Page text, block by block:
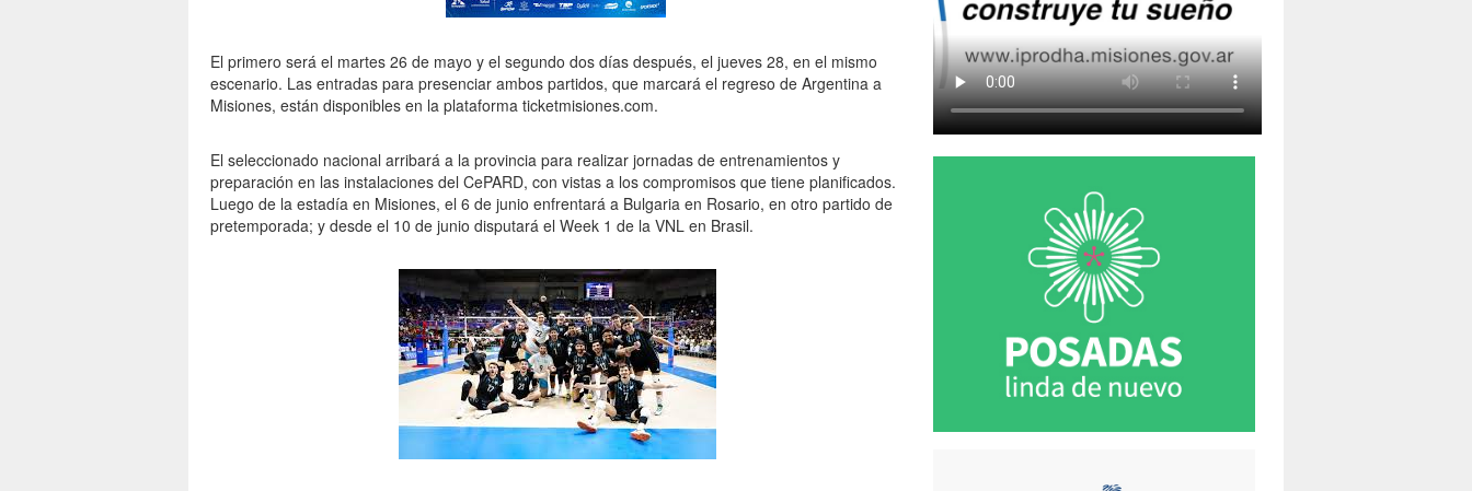
El primero será el martes 26 de mayo y el segundo dos días después, el jueves 28, en el mismo
escenario. Las entradas para presenciar ambos partidos, que marcará el regreso de Argentina a
Misiones, están disponibles en la plataforma ticketmisiones.com.
El seleccionado nacional arribará a la provincia para realizar jornadas de entrenamientos y
preparación en las instalaciones del CePARD, con vistas a los compromisos que tiene planificados.
Luego de la estadía en Misiones, el 6 de junio enfrentará a Bulgaria en Rosario, en otro partido de
pretemporada; y desde el 10 de junio disputará el Week 1 de la VNL en Brasil.